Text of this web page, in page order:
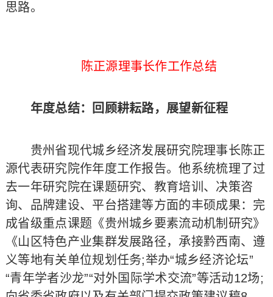
思路。
陈正源理事长作工作总结
年度总结：回顾耕耘路，展望新征程
贵州省现代城乡经济发展研究院理事长陈正
源代表研究院作年度工作报告。他系统梳理了过
去一年研究院在课题研究、教育培训、决策咨
询、品牌建设、平台搭建等方面的丰硕成果：完
成省级重点课题《贵州城乡要素流动机制研究》
《山区特色产业集群发展路径，承接黔西南、遵
义等地有关单位规划任务;举办“城乡经济论坛”
“青年学者沙龙”“对外国际学术交流”等活动12场;